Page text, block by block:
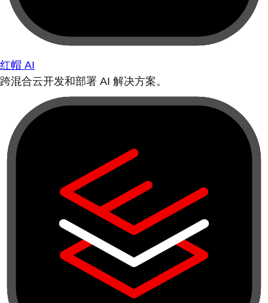
红帽 AI
跨混合云开发和部署 AI 解决方案。